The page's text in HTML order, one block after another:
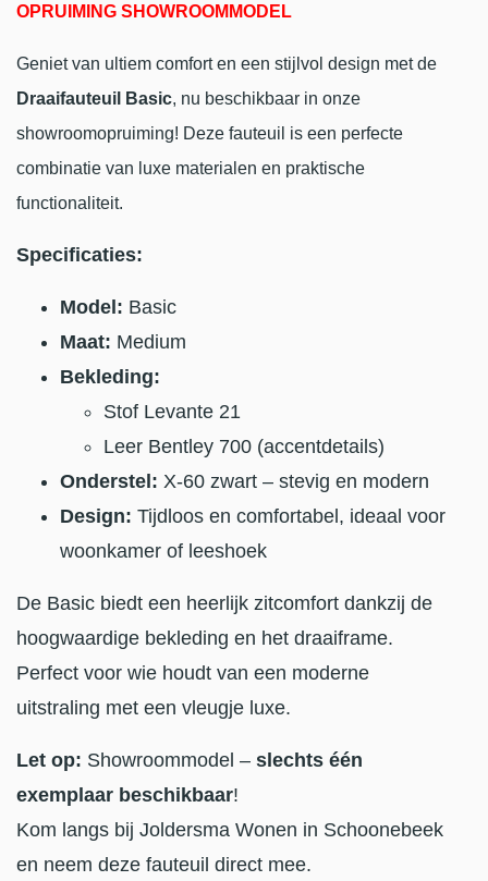
OPRUIMING SHOWROOMMODEL
Geniet van ultiem comfort en een stijlvol design met de
Draaifauteuil Basic, nu beschikbaar in onze
showroomopruiming! Deze fauteuil is een perfecte
combinatie van luxe materialen en praktische
functionaliteit.
Specificaties:
Model: Basic
Maat: Medium
Bekleding:
Stof Levante 21
Leer Bentley 700 (accentdetails)
Onderstel: X-60 zwart – stevig en modern
Design: Tijdloos en comfortabel, ideaal voor
woonkamer of leeshoek
De Basic biedt een heerlijk zitcomfort dankzij de
hoogwaardige bekleding en het draaiframe.
Perfect voor wie houdt van een moderne
uitstraling met een vleugje luxe.
Let op: Showroommodel – slechts één
exemplaar beschikbaar!
Kom langs bij Joldersma Wonen in Schoonebeek
en neem deze fauteuil direct mee.